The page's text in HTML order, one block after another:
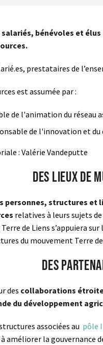
salariés, bénévoles et
prestataires de
est assumée par :
de l'animation du réseau
de l'innovation et
: Valérie Vandeputte
Des lieux de
personnes, structures et
relatives à leurs sujets
de Liens s’appuiera
du mouvement Terre
Des
des collaborations
du développement
associées au pôle
améliorer la gouvernance